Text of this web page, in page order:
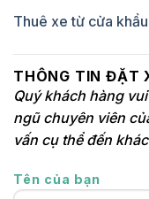
Thuê xe từ cửa
THÔNG TIN ĐẶT
Quý khách hàng
ngũ chuyên viên
vấn cụ thể đến
Tên của bạn